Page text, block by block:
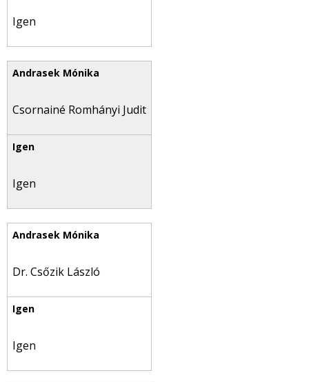
Igen
Csornainé Romhányi Judit
Igen
Dr. Csőzik László
Igen